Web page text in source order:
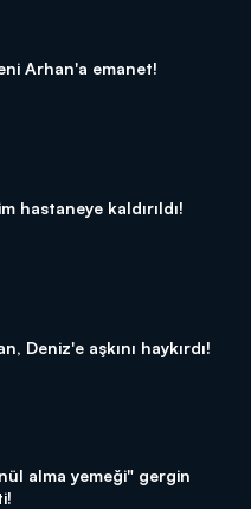
Arhan'a emanet!
hastaneye kaldırıldı!
Deniz'e aşkını haykırdı!
alma yemeği" gergin